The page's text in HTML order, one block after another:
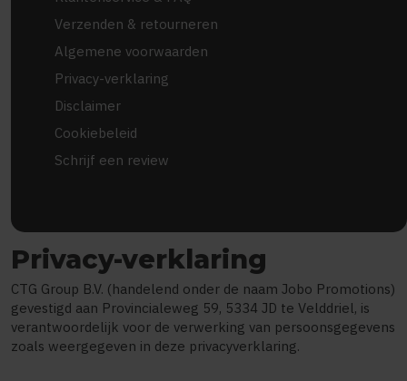
Verzenden & retourneren
Algemene voorwaarden
Privacy-verklaring
Disclaimer
Cookiebeleid
Schrijf een review
Privacy-verklaring
CTG Group B.V. (handelend onder de naam Jobo Promotions)
gevestigd aan Provincialeweg 59, 5334 JD te Velddriel, is
verantwoordelijk voor de verwerking van persoonsgegevens
zoals weergegeven in deze privacyverklaring.